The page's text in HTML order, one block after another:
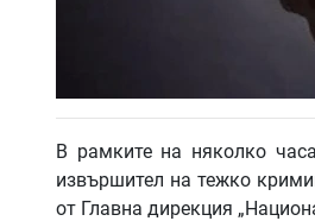
В рамките на няколко
извършител на тежко
от Главна дирекция